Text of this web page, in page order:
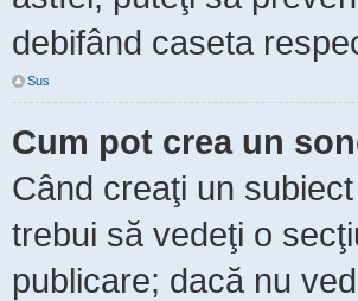
debifând caseta
Sus
Cum pot crea un
Când creaţi un
trebui să vedeţi o
publicare; dacă nu